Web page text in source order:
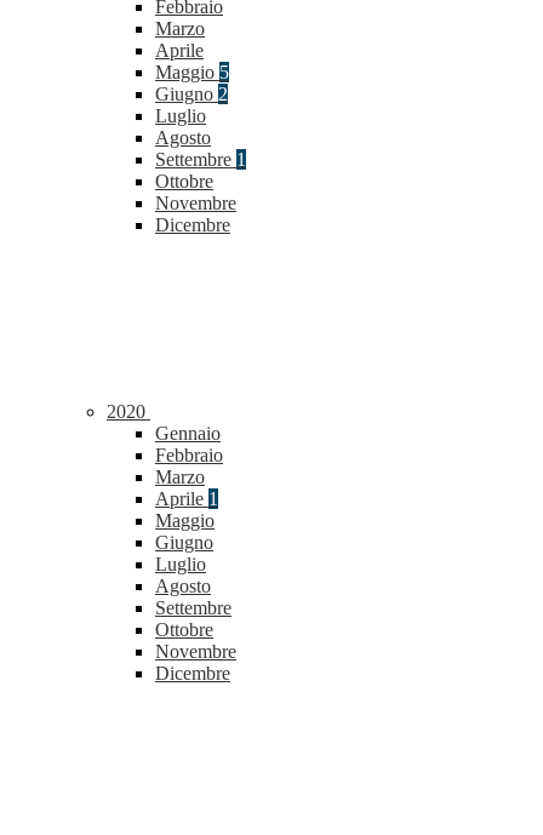
Febbraio
Marzo
Aprile
Maggio 5
Giugno 2
Luglio
Agosto
Settembre 1
Ottobre
Novembre
Dicembre
2020
Gennaio
Febbraio
Marzo
Aprile 1
Maggio
Giugno
Luglio
Agosto
Settembre
Ottobre
Novembre
Dicembre